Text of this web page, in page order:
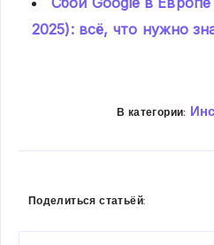
2025): всё, что нужно
В категории:
Поделиться статьёй: